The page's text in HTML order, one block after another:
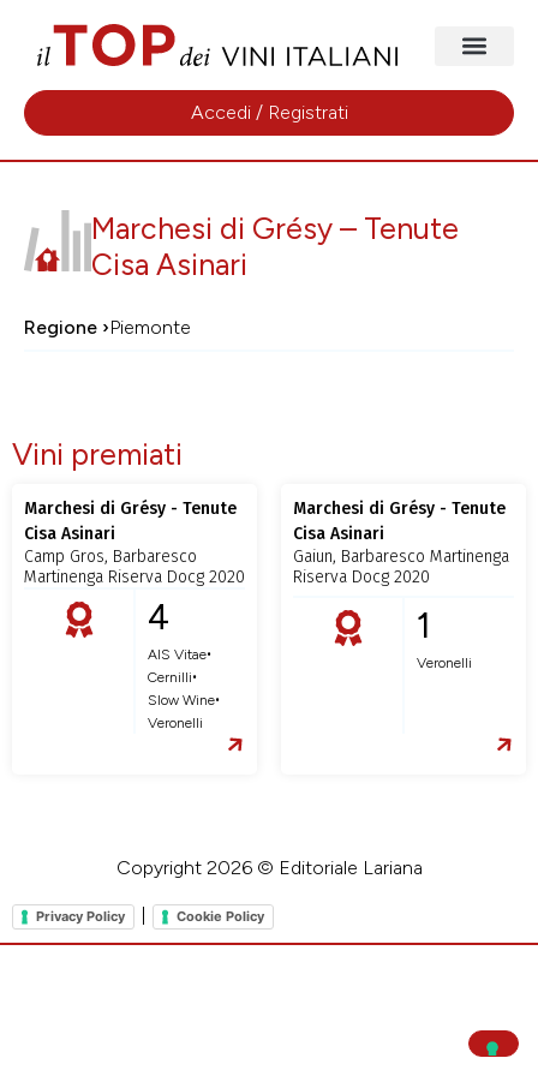
Accedi / Registrati
Marchesi di Grésy – Tenute
Cisa Asinari
Regione ›Piemonte
Vini premiati
Marchesi di Grésy - Tenute
Cisa Asinari
Camp Gros, Barbaresco
Martinenga Riserva Docg 2020
4
AIS Vitae•
Cernilli•
Slow Wine•
Veronelli
Marchesi di Grésy - Tenute
Cisa Asinari
Gaiun, Barbaresco Martinenga
Riserva Docg 2020
1
Veronelli
Copyright 2026 © Editoriale Lariana
Privacy Policy Cookie Policy